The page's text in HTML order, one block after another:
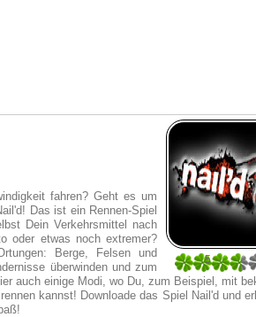
5
1
fahren? Geht es um
Das ist ein Rennen-Spiel
Dein Verkehrsmittel nach
oder etwas noch extremer?
Berge, Felsen und
überwinden und zum
auch einige Modi, wo Du, zum Beispiel, mit
kannst! Downloade das Spiel Nail'd und